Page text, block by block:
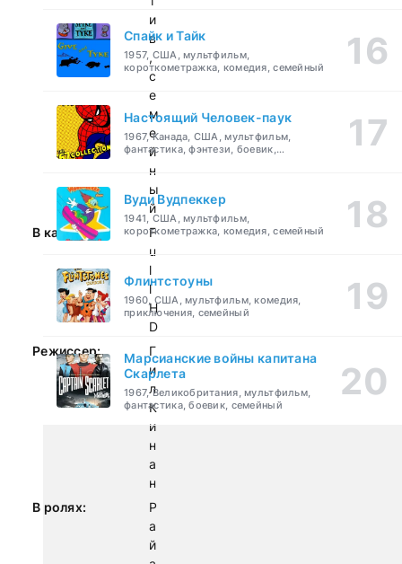
и
в
,
с
е
м
е
й
н
ы
й
В качестве:
F
u
l
l
H
D
Режиссер:
Г
и
л
К
и
н
а
н
В ролях:
Р
а
й
Спайк и Тайк
1957, США, мультфильм,
короткометражка, комедия, семейный
Настоящий Человек-паук
1967, Канада, США, мультфильм,
фантастика, фэнтези, боевик,
Вуди Вудпеккер
1941, США, мультфильм,
короткометражка, комедия, семейный
Флинтстоуны
1960, США, мультфильм, комедия,
приключения, семейный
Марсианские войны капитана
Скарлета
1967, Великобритания, мультфильм,
фантастика, боевик, семейный